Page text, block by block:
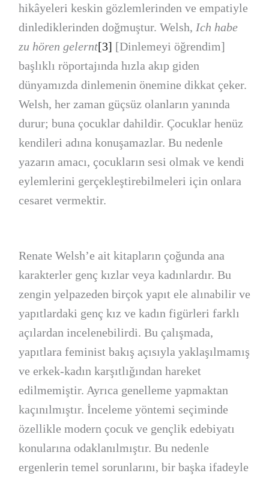
hikâyeleri keskin gözlemlerinden ve empatiyle
dinlediklerinden doğmuştur. Welsh, Ich habe
zu hören gelernt[3] [Dinlemeyi öğrendim]
başlıklı röportajında hızla akıp giden
dünyamızda dinlemenin önemine dikkat çeker.
Welsh, her zaman güçsüz olanların yanında
durur; buna çocuklar dahildir. Çocuklar henüz
kendileri adına konuşamazlar. Bu nedenle
yazarın amacı, çocukların sesi olmak ve kendi
eylemlerini gerçekleştirebilmeleri için onlara
cesaret vermektir.
Renate Welsh’e ait kitapların çoğunda ana
karakterler genç kızlar veya kadınlardır. Bu
zengin yelpazeden birçok yapıt ele alınabilir ve
yapıtlardaki genç kız ve kadın figürleri farklı
açılardan incelenebilirdi. Bu çalışmada,
yapıtlara feminist bakış açısıyla yaklaşılmamış
ve erkek-kadın karşıtlığından hareket
edilmemiştir. Ayrıca genelleme yapmaktan
kaçınılmıştır. İnceleme yöntemi seçiminde
özellikle modern çocuk ve gençlik edebiyatı
konularına odaklanılmıştır. Bu nedenle
ergenlerin temel sorunlarını, bir başka ifadeyle